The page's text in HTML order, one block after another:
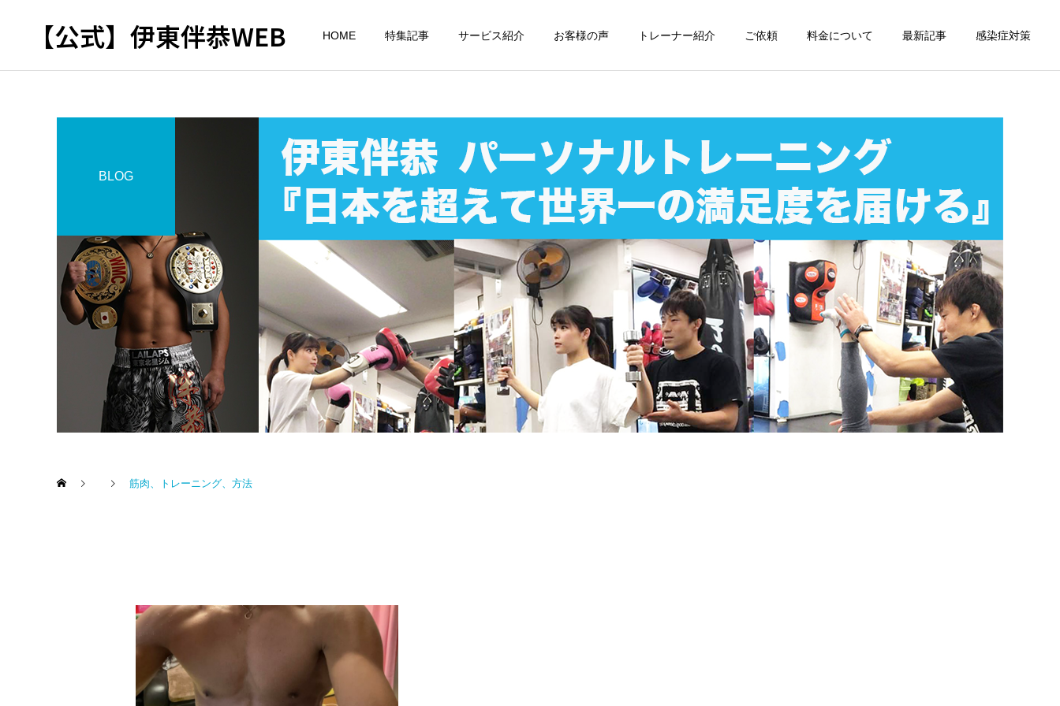
【公式】伊東伴恭WEB HOME 特集記事 サービス紹介 お客様の声 トレーナー紹介 ご依頼 料金について 最新記事 感染症対策
詳細を見る
出張 講演 セミナー 運動・体操教室 グループレッスン
自宅に器具がなくてもキッ
クボクシングはできる？｜
東京 出張パーソナル 元日
キックボクシングで本当に
痩せますか？｜元日本王者
が消費カロリーと週の回数
で答えます
パーソナルトレーニ
パーソナルトレーナーの選
び方｜失敗しない7つの確
認ポイントを元日本王者が
パーソナルトレーニ
勝どきでキックボクシング
をマンツーマンで習えます
か？｜元日本王者が教える
中央区のパーソナル
出張パーソナルトレ
部屋が狭くても出張パーソ
ナルは受けられる？｜東京
出張キックボクシング 元日
本王者
出張パーソナルトレ
パーソナルって結局いくら
かかるの？ ジムと出張で何
が違うの？
BLOG
筋肉、トレーニング、方法